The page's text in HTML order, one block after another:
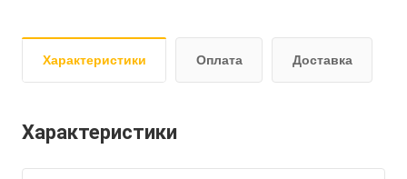
Характеристики Оплата Доставка
Характеристики